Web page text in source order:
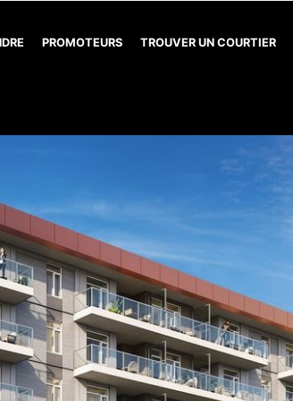
PROMOTEURS TROUVER UN COURTIER